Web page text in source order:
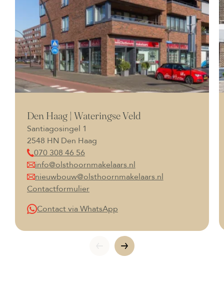
Den Haag | Wateringse Veld
Santiagosingel 1
2548 HN Den Haag
070 308 46 56
info@olsthoornmakelaars.nl
nieuwbouw@olsthoornmakelaars.nl
Contactformulier
Contact via WhatsApp